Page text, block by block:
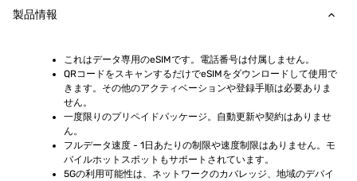
製品情報
これはデータ専用のeSIMです。電話番号は付属しません。
QRコードをスキャンするだけでeSIMをダウンロードして使用で
きます。その他のアクティベーションや登録手順は必要ありま
せん。
一度限りのプリペイドパッケージ。自動更新や契約はありませ
ん。
フルデータ速度 - 1日あたりの制限や速度制限はありません。モ
バイルホットスポットもサポートされています。
5Gの利用可能性は、ネットワークのカバレッジ、地域のデバイ